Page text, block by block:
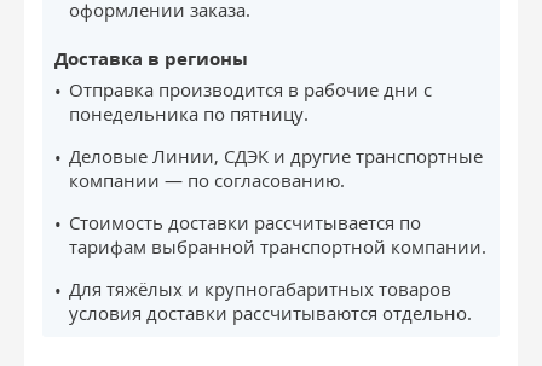
оформлении заказа.
Доставка в регионы
Отправка производится в рабочие дни с
понедельника по пятницу.
Деловые Линии, СДЭК и другие транспортные
компании — по согласованию.
Стоимость доставки рассчитывается по
тарифам выбранной транспортной компании.
Для тяжёлых и крупногабаритных товаров
условия доставки рассчитываются отдельно.